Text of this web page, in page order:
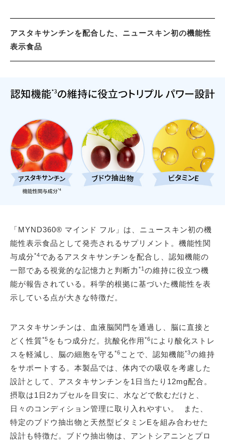
アスタキサンチンを配合した、ニュースキン初の機能性
表示食品
「MYND360® マインド フル」は、ニュースキン初の機
能性表示食品として発売されるサプリメント。機能性関
与成分*4であるアスタキサンチンを配合し、認知機能の
一部である視覚的な記憶力と判断力 *1 の維持に役立つ機
能が報告されている。科学的根拠に基づいた機能性を表
示している点が大きな特徴だ。
アスタキサンチンは、血液脳関門を通過し、脳に直接と
どく性質*5 をもつ成分だ。抗酸化作用*6により酸化ストレ
スを軽減し、脳の細胞を守る *6 ことで、認知機能*3の維持
をサポートする。本製品では、体内での吸収を考慮した
設計として、アスタキサンチンを1日当たり12mg配合。
摂取は1日2カプセルを目安に、水などで飲むだけと、
日々のコンディション管理に取り入れやすい。 また、
特定のブドウ抽出物と天然型ビタミンEを組み合わせた
設計も特徴だ。ブドウ抽出物は、アントシアニンとプロ